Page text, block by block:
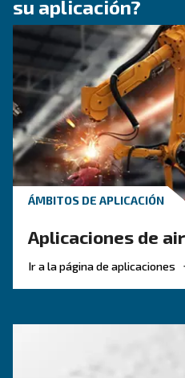
Consiga
compresor
Invertir en
obligatorio para
el compresor más